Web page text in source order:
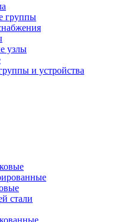
группы
узлы
и устройства
стали